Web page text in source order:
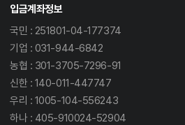
입금계좌정보
국민 : 251801-04-177374
기업 : 031-944-6842
농협 : 301-3705-7296-91
신한 : 140-011-447747
우리 : 1005-104-556243
하나 : 405-910024-52904